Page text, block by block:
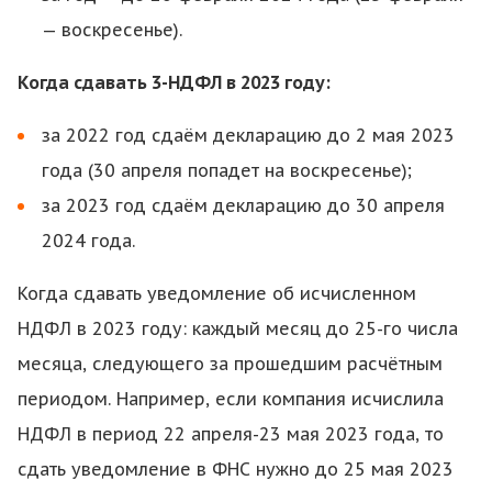
— воскресенье).
Когда сдавать 3-НДФЛ в 2023 году:
за 2022 год сдаём декларацию до 2 мая 2023
года (30 апреля попадет на воскресенье);
за 2023 год сдаём декларацию до 30 апреля
2024 года.
Когда сдавать уведомление об исчисленном
НДФЛ в 2023 году: каждый месяц до 25-го числа
месяца, следующего за прошедшим расчётным
периодом. Например, если компания исчислила
НДФЛ в период 22 апреля-23 мая 2023 года, то
сдать уведомление в ФНС нужно до 25 мая 2023